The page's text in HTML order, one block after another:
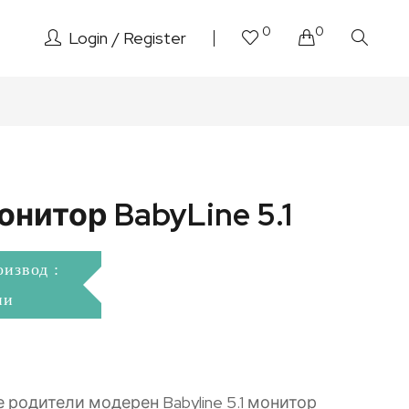
Login Register 0 0
BabyLine 5.1
:
родители модерен Babyline 5.1 монитор